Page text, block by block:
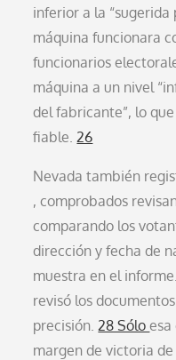
inferior a la
máquina funcionara
funcionarios
máquina a un nivel
del fabricante”, lo
fiable.26
Nevada también
, comprobados
comparando los
dirección y fecha de
muestra en el informe.
revisó los
precisión.28 Sóloesa
margen de victoria de